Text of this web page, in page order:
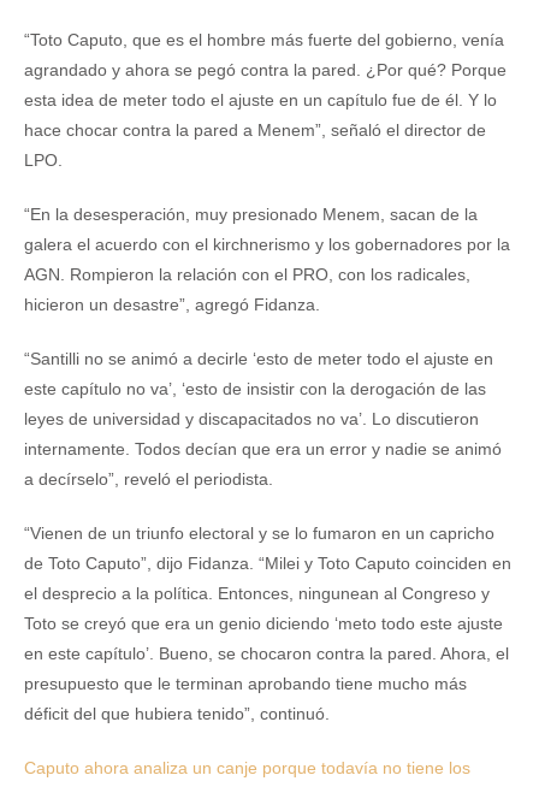
“Toto Caputo, que es el hombre más fuerte del gobierno, venía
agrandado y ahora se pegó contra la pared. ¿Por qué? Porque
esta idea de meter todo el ajuste en un capítulo fue de él. Y lo
hace chocar contra la pared a Menem”, señaló el director de
LPO.
“En la desesperación, muy presionado Menem, sacan de la
galera el acuerdo con el kirchnerismo y los gobernadores por la
AGN. Rompieron la relación con el PRO, con los radicales,
hicieron un desastre”, agregó Fidanza.
“Santilli no se animó a decirle ‘esto de meter todo el ajuste en
este capítulo no va’, ‘esto de insistir con la derogación de las
leyes de universidad y discapacitados no va’. Lo discutieron
internamente. Todos decían que era un error y nadie se animó
a decírselo”, reveló el periodista.
“Vienen de un triunfo electoral y se lo fumaron en un capricho
de Toto Caputo”, dijo Fidanza. “Milei y Toto Caputo coinciden en
el desprecio a la política. Entonces, ningunean al Congreso y
Toto se creyó que era un genio diciendo ‘meto todo este ajuste
en este capítulo’. Bueno, se chocaron contra la pared. Ahora, el
presupuesto que le terminan aprobando tiene mucho más
déficit del que hubiera tenido”, continuó.
Caputo ahora analiza un canje porque todavía no tiene los